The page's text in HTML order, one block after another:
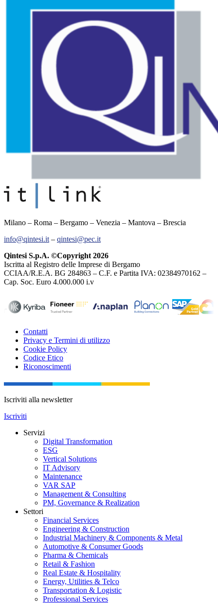
Milano – Roma – Bergamo – Venezia – Mantova – Brescia
info@qintesi.it – qintesi@pec.it
Qintesi S.p.A. ©Copyright 2026
Iscritta al Registro delle Imprese di Bergamo
CCIAA/R.E.A. BG 284863 – C.F. e Partita IVA: 02384970162 –
Cap. Soc. Euro 4.000.000 i.v
Contatti
Privacy e Termini di utilizzo
Cookie Policy
Codice Etico
Riconoscimenti
Iscriviti alla newsletter
Iscriviti
Servizi
Digital Transformation
ESG
Vertical Solutions
IT Advisory
Maintenance
VAR SAP
Management & Consulting
PM, Governance & Realization
Settori
Financial Services
Engineering & Construction
Industrial Machinery & Components & Metal
Automotive & Consumer Goods
Pharma & Chemicals
Retail & Fashion
Real Estate & Hospitality
Energy, Utilities & Telco
Transportation & Logistic
Professional Services